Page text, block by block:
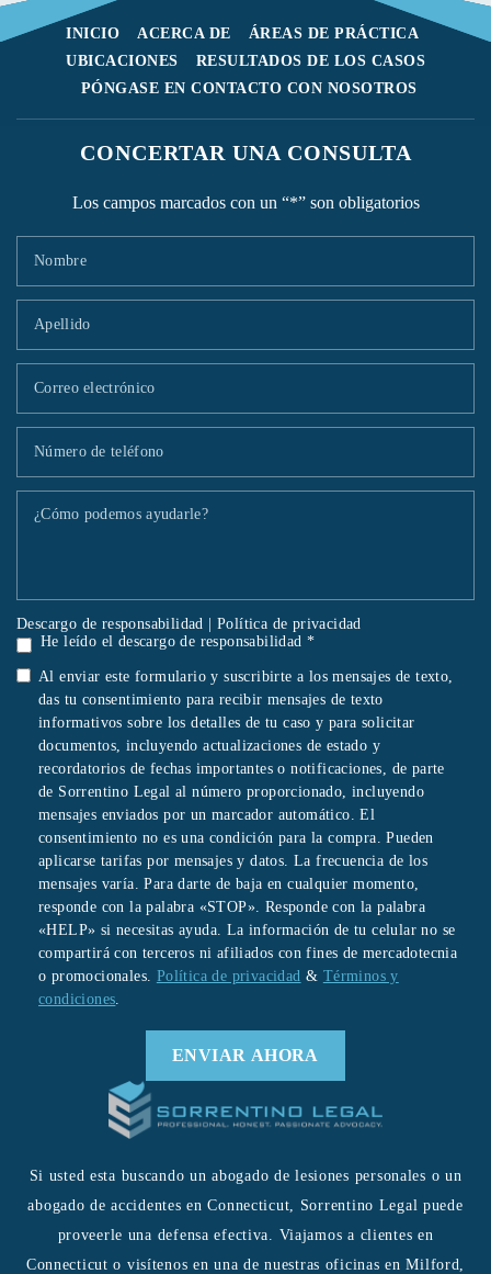
INICIO ACERCA DE
ÁREAS DE PRÁCTICA
UBICACIONES
RESULTADOS DE LOS CASOS
PÓNGASE EN CONTACTO CON NOSOTROS
CONCERTAR UNA CONSULTA
Los campos marcados con un “*” son obligatorios
Descargo de responsabilidad |Política de privacidad
He leído el descargo de responsabilidad *
Al enviar este formulario y suscribirte a los mensajes de texto,
das tu consentimiento para recibir mensajes de texto
informativos sobre los detalles de tu caso y para solicitar
documentos, incluyendo actualizaciones de estado y
recordatorios de fechas importantes o notificaciones, de parte
de Sorrentino Legal al número proporcionado, incluyendo
mensajes enviados por un marcador automático. El
consentimiento no es una condición para la compra. Pueden
aplicarse tarifas por mensajes y datos. La frecuencia de los
mensajes varía. Para darte de baja en cualquier momento,
responde con la palabra «STOP». Responde con la palabra
«HELP» si necesitas ayuda. La información de tu celular no se
compartirá con terceros ni afiliados con fines de mercadotecnia
o promocionales. Política de privacidad & Términos y
condiciones.
Si usted esta buscando un abogado de lesiones personales o un
abogado de accidentes en Connecticut, Sorrentino Legal puede
proveerle una defensa efectiva. Viajamos a clientes en
Connecticut o visítenos en una de nuestras oficinas en Milford,